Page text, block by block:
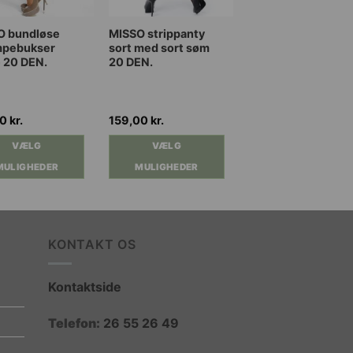
bundløse
DEN.
kr.
VÆLG
MISSO strippanty
sort med sort søm
20 DEN.
159,00 kr.
VÆLG
MULIGHEDER
Dette
vare
har
Mulighederne
på
KONTAKT OS
Kontaktside
Telefon: 26 55 26 49